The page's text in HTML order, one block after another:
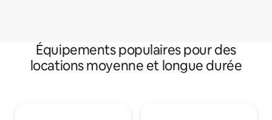
Équipements populaires pour des
locations moyenne et longue durée